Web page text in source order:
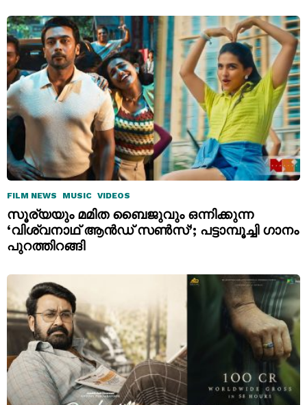
FILM NEWS MUSIC VIDEOS
സൂര്യയും മമിത ബൈജുവും ഒന്നിക്കുന്ന
‘വിശ്വനാഥ് ആൻഡ് സൺസ്’; പട്ടാമ്പൂച്ചി ഗാനം
പുറത്തിറങ്ങി